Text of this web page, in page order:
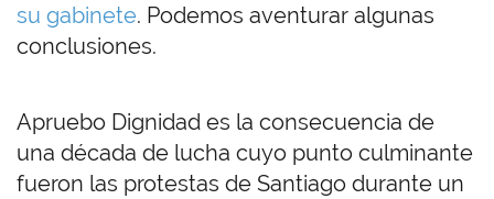
su gabinete. Podemos aventurar algunas
conclusiones.
Apruebo Dignidad es la consecuencia de
una década de lucha cuyo punto culminante
fueron las protestas de Santiago durante un